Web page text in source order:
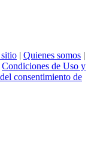
| Quienes somos |
Condiciones de Uso y
consentimiento de